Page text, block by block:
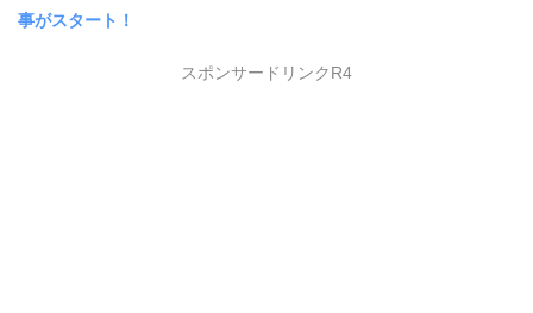
事がスタート！
スポンサードリンクR4